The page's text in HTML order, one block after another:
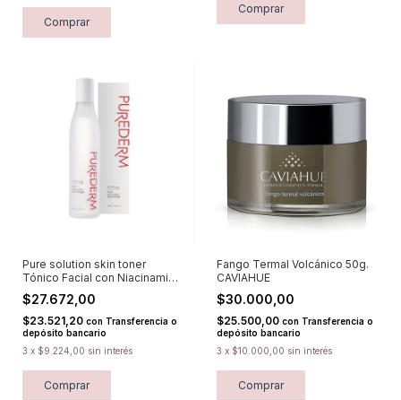
Pure solution skin toner
Tónico Facial con Niacinamida
PUREDERM
$27.672,00
$23.521,20 con Transferencia o
depósito bancario
3 x $9.224,00 sin interés
Comprar
Fango Termal Volcánico 50g.
CAVIAHUE
$30.000,00
$25.500,00 con Transferencia o
depósito bancario
3 x $10.000,00 sin interés
Comprar